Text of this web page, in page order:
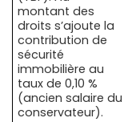
montant des
droits s’ajoute la
contribution de
sécurité
immobilière au
taux de 0,10 %
(ancien salaire du
conservateur).